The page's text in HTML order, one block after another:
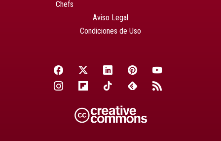
Chefs
Aviso Legal
Condiciones de Uso